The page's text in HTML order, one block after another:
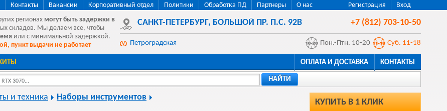
Регистрация Вход
Контакты Вакансии Корпоративный отдел Политики Обработка ПД Партнеры
О нас
регионах могут быть задержки в
складов. Мы делаем все, чтобы
или с минимальной задержкой.
пункт выдачи не работает
САНКТ-ПЕТЕРБУРГ, БОЛЬШОЙ ПР. П.С. 92В +7 (812) 703-10-50
Петроградская Пон.-Птн. 10-20 Суб. 11-18
ОПЛАТА И ДОСТАВКА КОНТАКТЫ
3070... НАЙТИ
КУПИТЬ В 1 КЛИК
и техника Наборы инструментов